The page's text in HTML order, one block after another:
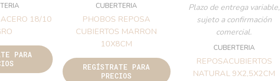
18/10
PARA
CUBERTERIA
PHOBOS REPOSA
CUBIERTOS MARRON
10X8CM
REGÍSTRATE PARA
PRECIOS
Plazo de entrega variable,
sujeto a confirmación
comercial.
CUBERTERIA
REPOSACUBIERTOS
NATURAL 9X2,5X2CM